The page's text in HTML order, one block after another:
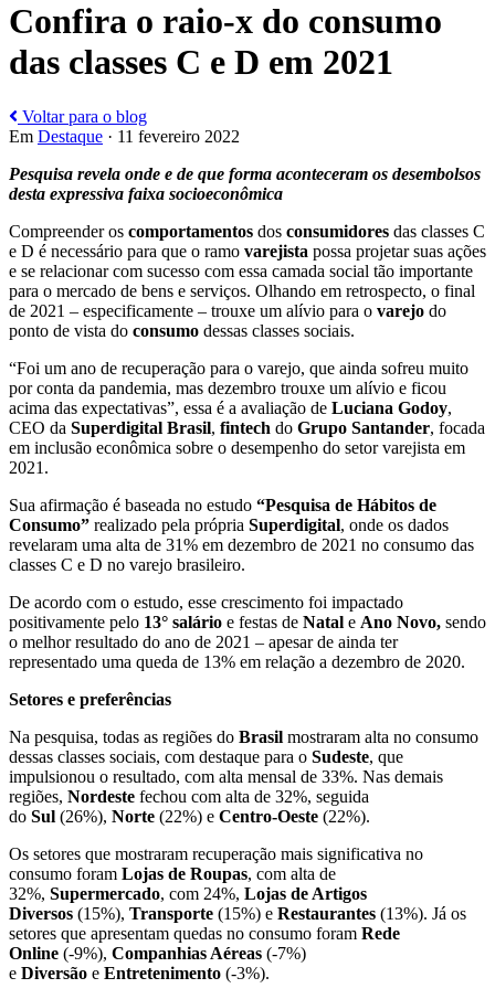
Confira o raio-x do consumo
das classes C e D em 2021
Voltar para o blog
Em Destaque · 11 fevereiro 2022
Pesquisa revela onde e de que forma aconteceram os desembolsos
desta expressiva faixa socioeconômica
Compreender os comportamentos dos consumidores das classes C
e D é necessário para que o ramo varejista possa projetar suas ações
e se relacionar com sucesso com essa camada social tão importante
para o mercado de bens e serviços. Olhando em retrospecto, o final
de 2021 – especificamente – trouxe um alívio para o varejo do
ponto de vista do consumo dessas classes sociais.
“Foi um ano de recuperação para o varejo, que ainda sofreu muito
por conta da pandemia, mas dezembro trouxe um alívio e ficou
acima das expectativas”, essa é a avaliação de Luciana Godoy,
CEO da Superdigital Brasil, fintech do Grupo Santander, focada
em inclusão econômica sobre o desempenho do setor varejista em
2021.
Sua afirmação é baseada no estudo “Pesquisa de Hábitos de
Consumo” realizado pela própria Superdigital, onde os dados
revelaram uma alta de 31% em dezembro de 2021 no consumo das
classes C e D no varejo brasileiro.
De acordo com o estudo, esse crescimento foi impactado
positivamente pelo 13° salário e festas de Natal e Ano Novo, sendo
o melhor resultado do ano de 2021 – apesar de ainda ter
representado uma queda de 13% em relação a dezembro de 2020.
Setores e preferências
Na pesquisa, todas as regiões do Brasil mostraram alta no consumo
dessas classes sociais, com destaque para o Sudeste, que
impulsionou o resultado, com alta mensal de 33%. Nas demais
regiões, Nordeste fechou com alta de 32%, seguida
do Sul (26%), Norte (22%) e Centro-Oeste (22%).
Os setores que mostraram recuperação mais significativa no
consumo foram Lojas de Roupas, com alta de
32%, Supermercado, com 24%, Lojas de Artigos
Diversos (15%), Transporte (15%) e Restaurantes (13%). Já os
setores que apresentam quedas no consumo foram Rede
Online (-9%), Companhias Aéreas (-7%)
e Diversão e Entretenimento (-3%).